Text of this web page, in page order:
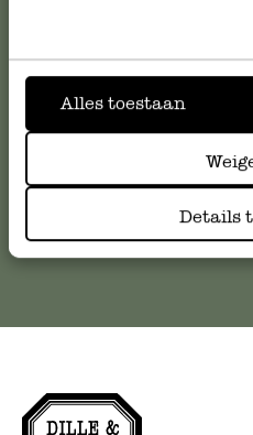
Alles toestaan
Details
meestgestelde vragen.
Online Klantenservice